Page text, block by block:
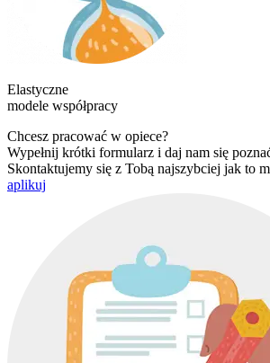
Elastyczne
modele współpracy
Chcesz pracować w opiece?
Wypełnij krótki formularz i daj nam się
Skontaktujemy się z Tobą najszybciej jak to
aplikuj